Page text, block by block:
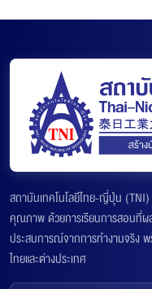
สถาบันเทคโนโลยีไทย-ญี่ปุ่น
คุณภาพ ด้วยการเรียนการสอนที่ผ
ประสบการณ์จากการทำงานจริง
ไทยและต่างประเทศ